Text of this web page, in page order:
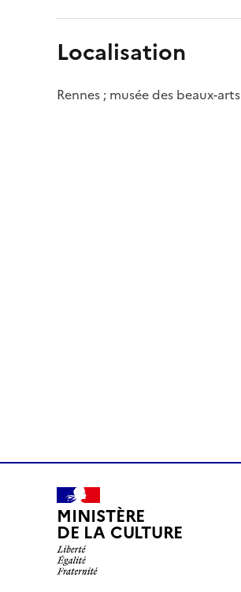
Localisation
Rennes ; musée des beaux-arts
MINISTÈRE
DE LA CULTURE